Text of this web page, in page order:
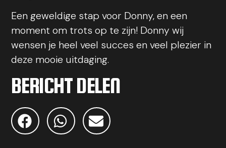
Een geweldige stap voor Donny, en een
moment om trots op te zijn! Donny wij
wensen je heel veel succes en veel plezier in
deze mooie uitdaging.
BERICHT DELEN